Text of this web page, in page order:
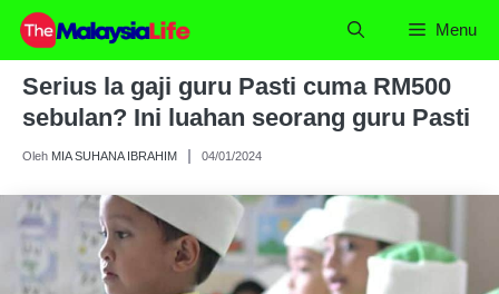
Skip
content
Menu
Serius la gaji guru Pasti cuma RM500
sebulan? Ini luahan seorang guru Pasti
Oleh MIA SUHANA IBRAHIM 04/01/2024